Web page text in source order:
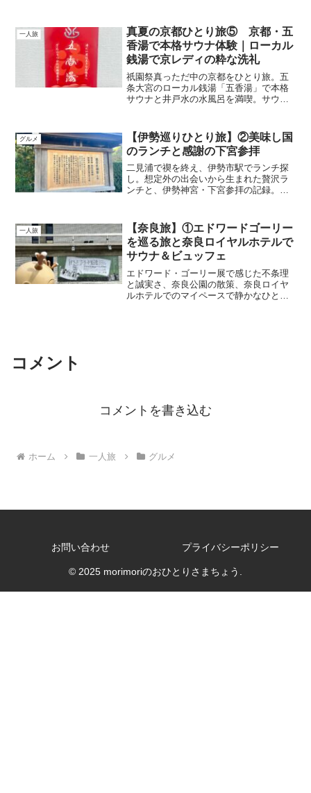
説します。
一人旅
真夏の京都ひとり旅⑤ 京都・五
香湯で本格サウナ体験｜ローカル
銭湯で京レディの粋な洗礼
祇園祭真っただ中の京都をひとり旅。五
条大宮のローカル銭湯「五香湯」で本格
サウナと井戸水の水風呂を満喫。サウナ
「京都が好きかもしれない」と感じた旅
の思い出を綴ります。
グルメ
【伊勢巡りひとり旅】②美味し国
のランチと感謝の下宮参拝
二見浦で禊を終え、伊勢市駅でランチ探
し。想定外の出会いから生まれた贅沢ラ
ンチと、伊勢神宮・下宮参拝の記録。食
一人旅
【奈良旅】①エドワードゴーリー
を巡る旅と奈良ロイヤルホテルで
サウナ＆ビュッフェ
エドワード・ゴーリー展で感じた不条理
と誠実さ、奈良公園の散策、奈良ロイヤ
ルホテルでのマイペースで静かなひとと
コメント
コメントを書き込む
ホーム 一人旅 グルメ
お問い合わせ プライバシーポリシー
© 2025 morimoriのおひとりさまちょう.